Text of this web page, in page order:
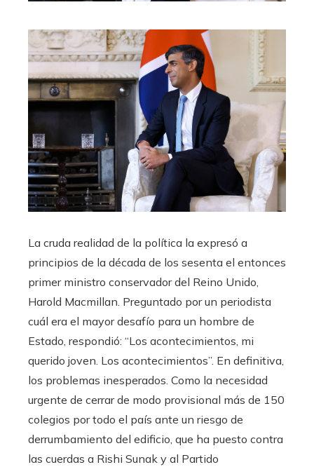
La cruda realidad de la política la expresó a
principios de la década de los sesenta el entonces
primer ministro conservador del Reino Unido,
Harold Macmillan. Preguntado por un periodista
cuál era el mayor desafío para un hombre de
Estado, respondió: “Los acontecimientos, mi
querido joven. Los acontecimientos”. En definitiva,
los problemas inesperados. Como la necesidad
urgente de cerrar de modo provisional más de 150
colegios por todo el país ante un riesgo de
derrumbamiento del edificio, que ha puesto contra
las cuerdas a Rishi Sunak y al Partido